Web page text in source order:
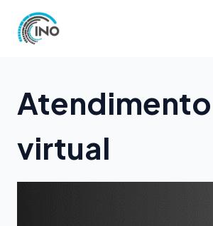
para
Atendimento
virtual